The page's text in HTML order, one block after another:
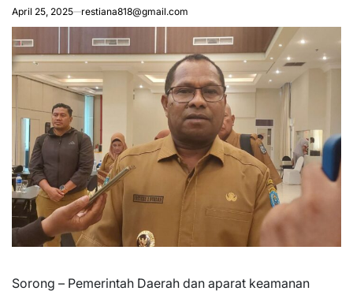
April 25, 2025 restiana818@gmail.com
Sorong – Pemerintah Daerah dan aparat keamanan